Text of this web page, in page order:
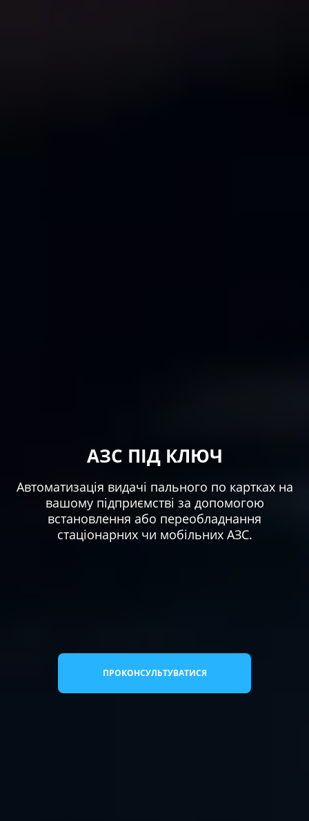
АЗС ПІД КЛЮЧ
Автоматизація видачі пального по картках на
вашому підприємстві за допомогою
встановлення або переобладнання
стаціонарних чи мобільних АЗС.
ПРОКОНСУЛЬТУВАТИСЯ